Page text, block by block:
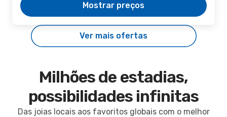
Mostrar preços
Ver mais ofertas
Milhões de estadias,
possibilidades infinitas
Das joias locais aos favoritos globais com o melhor